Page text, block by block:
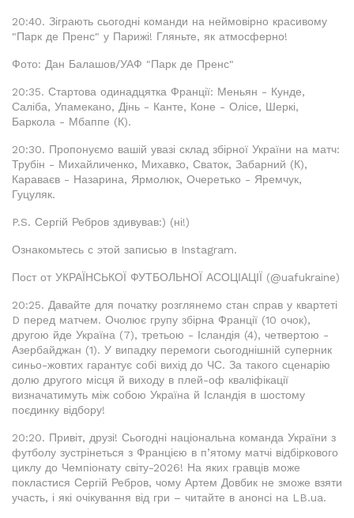
20:40. Зіграють сьогодні команди на неймовірно красивому
"Парк де Пренс" у Парижі! Гляньте, як атмосферно!
Фото: Дан Балашов/УАФ "Парк де Пренс"
20:35. Стартова одинадцятка Франції: Меньян - Кунде,
Саліба, Упамекано, Дінь - Канте, Коне - Олісе, Шеркі,
Баркола - Мбаппе (К).
20:30. Пропонуємо вашій увазі склад збірної України на матч:
Трубін - Михайличенко, Михавко, Сваток, Забарний (К),
Караваєв - Назарина, Ярмолюк, Очеретько - Яремчук,
Гуцуляк.
P.S. Сергій Ребров здивував:) (ні!)
Ознакомьтесь с этой записью в Instagram.
Пост от УКРАЇНСЬКОЇ ФУТБОЛЬНОЇ АСОЦІАЦІЇ (@uafukraine)
20:25. Давайте для початку розглянемо стан справ у квартеті
D перед матчем. Очолює групу збірна Франції (10 очок),
другою йде Україна (7), третьою - Ісландія (4), четвертою -
Азербайджан (1). У випадку перемоги сьогоднішній суперник
синьо-жовтих гарантує собі вихід до ЧС. За такого сценарію
долю другого місця й виходу в плей-оф кваліфікації
визначатимуть між собою Україна й Ісландія в шостому
поєдинку відбору!
20:20. Привіт, друзі! Сьогодні національна команда України з
футболу зустрінеться з Францією в п’ятому матчі відбіркового
циклу до Чемпіонату світу-2026! На яких гравців може
покластися Сергій Ребров, чому Артем Довбик не зможе взяти
участь, і які очікування від гри – читайте в анонсі на LB.ua.